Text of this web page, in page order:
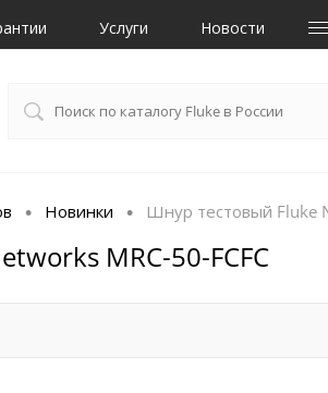
Услуги Новости
• Новинки • Шнур тестовый Fluke
MRC-50-FCFC